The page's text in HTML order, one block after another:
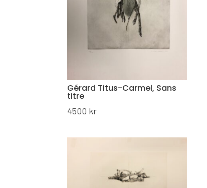
Gérard Titus-Carmel, Sans
titre
4500 kr